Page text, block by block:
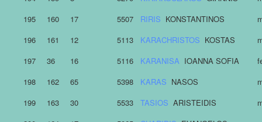
195
160 17 5507 RIRIS KONSTANTINOS
196
161 12 5113 KARACHRISTOS KOSTAS
197
36 16 5116 KARANISA IOANNA SOFIA
198
162 65 5398 KARAS NASOS
199
163 30 5533 TASIOS ARISTEIDIS